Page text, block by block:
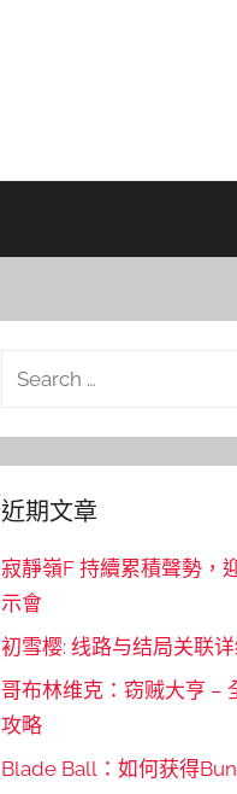
Search
近期文章
寂靜嶺F 持續累積聲勢，
示會
初雪樱: 线路与结局关联
哥布林维克：窃贼大亨 –
攻略
Blade Ball：如何获得